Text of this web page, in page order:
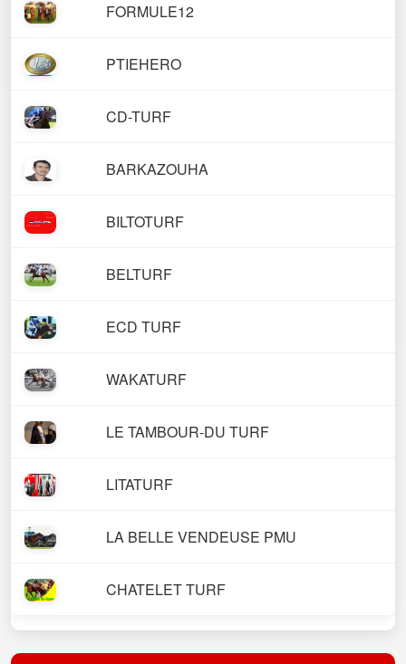
FORMULE12
PTIEHERO
CD-TURF
BARKAZOUHA
BILTOTURF
BELTURF
ECD TURF
WAKATURF
LE TAMBOUR-DU TURF
LITATURF
LA BELLE VENDEUSE PMU
CHATELET TURF